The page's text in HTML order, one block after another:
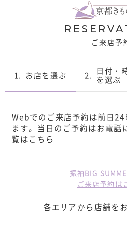
ご来店予
1. お店を選ぶ 2. 日付・
を選ぶ
Webでのご来店予約は前日
ます。 当日のご予約はお電話
覧はこちら
振袖BIG
ご来店予約は
各エリアから店舗を